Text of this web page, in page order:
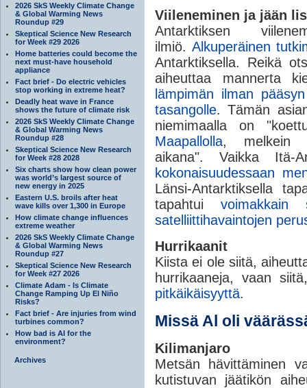
2026 SkS Weekly Climate Change
& Global Warming News
Roundup #29
Skeptical Science New Research
for Week #29 2026
Home batteries could become the
next must-have household
appliance
Fact brief - Do electric vehicles
stop working in extreme heat?
Deadly heat wave in France
shows the future of climate risk
2026 SkS Weekly Climate Change
& Global Warming News
Roundup #28
Skeptical Science New Research
for Week #28 2028
Six charts show how clean power
was world’s largest source of
new energy in 2025
Eastern U.S. broils after heat
wave kills over 1,300 in Europe
How climate change influences
extreme weather
2026 SkS Weekly Climate Change
& Global Warming News
Roundup #27
Skeptical Science New Research
for Week #27 2026
Climate Adam - Is Climate
Change Ramping Up El Niño
Risks?
Fact brief - Are injuries from wind
turbines common?
How bad is AI for the
environment?
Archives
Viileneminen ja jään
Antarktiksen
ilmiö. Alkuperäinen
Antarktiksella. Reikä
aiheuttaa mannerta
lämpimän ilman
tasangolle. Tämän
niemimaalla on
Maapallolla, melkein
aikana". Vaikka Itä-
kokonaisuudessaan
Länsi-Antarktiksella
tapahtui voimakkain
satelliittihavaintojen
Hurrikaanit
Kiista ei ole siitä,
hurrikaaneja, vaan
pitkäikäisyyttä.
Missä Al oli
Kilimanjaro
Metsän hävittäminen
kutistuvan jäätikön